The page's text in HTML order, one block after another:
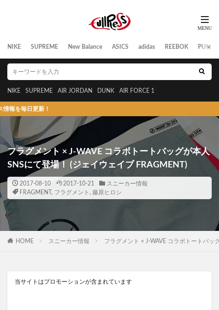
NIKE SUPREME New Balance ASICS adidas REEBOK PUMA
NIKE SUPREME AIR JORDAN DUNK AIR FORCE 1
！
フラグメント × J-WAVE コラボトートバッグが本人
SNSにて登場！ (ジェイウェイブ FRAGMENT)
2017-08-10 2017-10-21
スニーカー情報
FRAGMENT , フラグメント , 藤原ヒロシ
HOME スニーカー情報 フラグメント × J-WAVE コラボトートバッ
当サイトはプロモーションが含まれています